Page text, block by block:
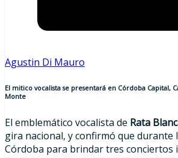
Agustin Di Mauro
El mitico vocalista se presentará en Córdoba Capital,
Monte
El emblemático vocalista de Rata
gira nacional, y confirmó que durante
Córdoba para brindar tres conciertos